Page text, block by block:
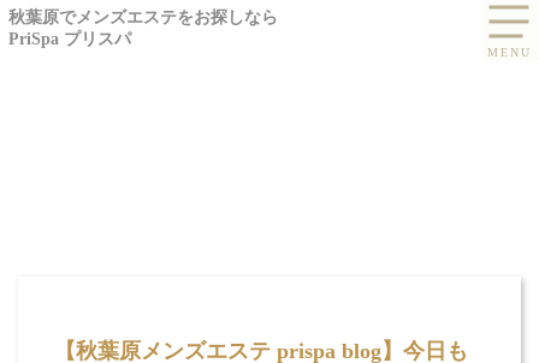
秋葉原でメンズエステをお探しなら
PriSpa プリスパ
【秋葉原メンズエステ prispa blog】今日も